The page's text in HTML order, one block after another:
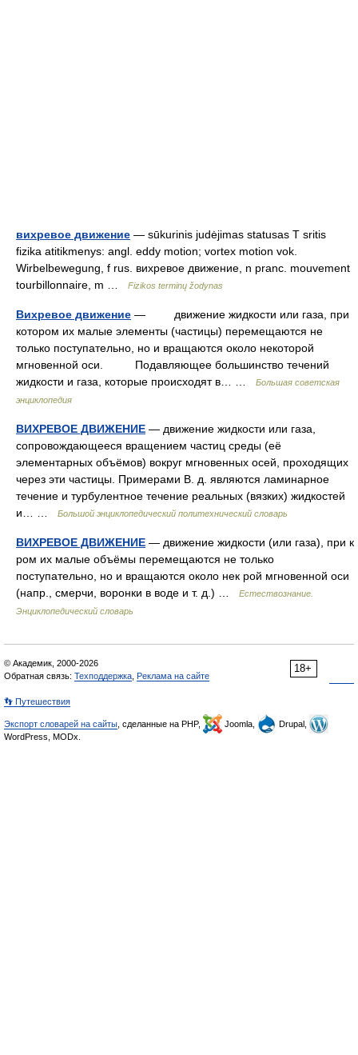
вихревое движение — sūkurinis judėjimas statusas T sritis
fizika atitikmenys: angl. eddy motion; vortex motion vok.
Wirbelbewegung, f rus. вихревое движение, n pranc. mouvement
tourbillonnaire, m …
Fizikos terminų žodynas
Вихревое движение — движение жидкости или газа, при
котором их малые элементы (частицы) перемещаются не
только поступательно, но и вращаются около некоторой
мгновенной оси. Подавляющее большинство течений
жидкости и газа, которые происходят в… …
Большая советская
энциклопедия
ВИХРЕВОЕ ДВИЖЕНИЕ — движение жидкости или газа,
сопровождающееся вращением частиц среды (её
элементарных объёмов) вокруг мгновенных осей, проходящих
через эти частицы. Примерами В. д. являются ламинарное
течение и турбулентное течение реальных (вязких) жидкостей
и… …
Большой энциклопедический политехнический словарь
ВИХРЕВОЕ ДВИЖЕНИЕ — движение жидкости (или газа), при к
ром их малые объёмы перемещаются не только
поступательно, но и вращаются около нек рой мгновенной оси
(напр., смерчи, воронки в воде и т. д.) …
Естествознание.
Энциклопедический словарь
18+
© Академик, 2000-2026
Обратная связь: Техподдержка Реклама на сайте
👣 Путешествия
Экспорт словарей на сайты , сделанные на PHP, Joomla,
Drupal,
WordPress, MODx.